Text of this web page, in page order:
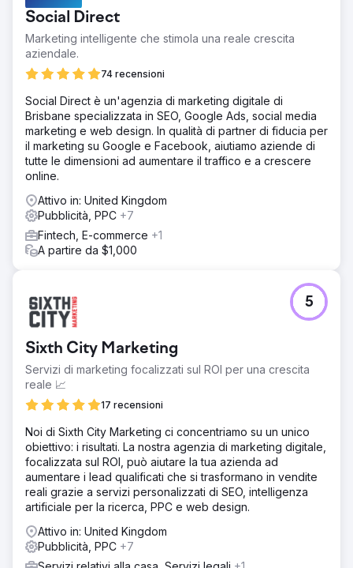
Risultato
Risultato e valore Lein Digital crea un modello di crescita
scalabile, basato su catalogo/dati e supportato dalla
produzione per Özgür Masur, adatto al mercato turco.
Risultati previsti: • CAC (CPA) ↓, ROAS ↑, quota di nuovi
clienti ↑, AOV mantenuto/aumentato • Prestazioni
rapidamente scalabili e redditività sostenibile durante i
periodi di lancio e sconto Le vendite hanno superato i 2
milioni di lire turche in una sola settimana.
Vai alla pagina agenzia
Social Direct
Marketing intelligente che stimola una reale crescita
aziendale.
74 recensioni
Social Direct è un'agenzia di marketing digitale di
Brisbane specializzata in SEO, Google Ads, social media
marketing e web design. In qualità di partner di fiducia per
il marketing su Google e Facebook, aiutiamo aziende di
tutte le dimensioni ad aumentare il traffico e a crescere
online.
Attivo in: United Kingdom
Pubblicità, PPC +7
Fintech, E-commerce +1
A partire da $1,000
Sixth City Marketing
Servizi di marketing focalizzati sul ROI per una crescita
reale 📈
17 recensioni
5
Noi di Sixth City Marketing ci concentriamo su un unico
obiettivo: i risultati. La nostra agenzia di marketing digitale,
focalizzata sul ROI, può aiutare la tua azienda ad
aumentare i lead qualificati che si trasformano in vendite
reali grazie a servizi personalizzati di SEO, intelligenza
artificiale per la ricerca, PPC e web design.
Attivo in: United Kingdom
Pubblicità, PPC +7